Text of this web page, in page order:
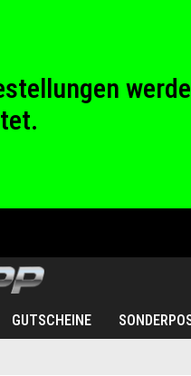
GUTSCHEINE